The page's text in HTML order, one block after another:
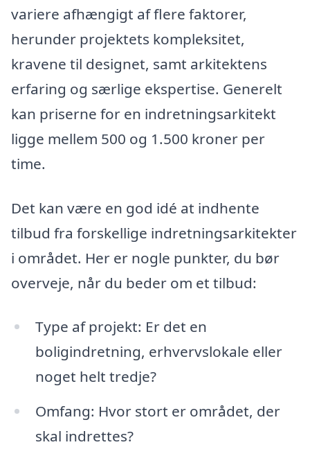
variere afhængigt af flere faktorer,
herunder projektets kompleksitet,
kravene til designet, samt arkitektens
erfaring og særlige ekspertise. Generelt
kan priserne for en indretningsarkitekt
ligge mellem 500 og 1.500 kroner per
time.
Det kan være en god idé at indhente
tilbud fra forskellige indretningsarkitekter
i området. Her er nogle punkter, du bør
overveje, når du beder om et tilbud:
Type af projekt: Er det en
boligindretning, erhvervslokale eller
noget helt tredje?
Omfang: Hvor stort er området, der
skal indrettes?